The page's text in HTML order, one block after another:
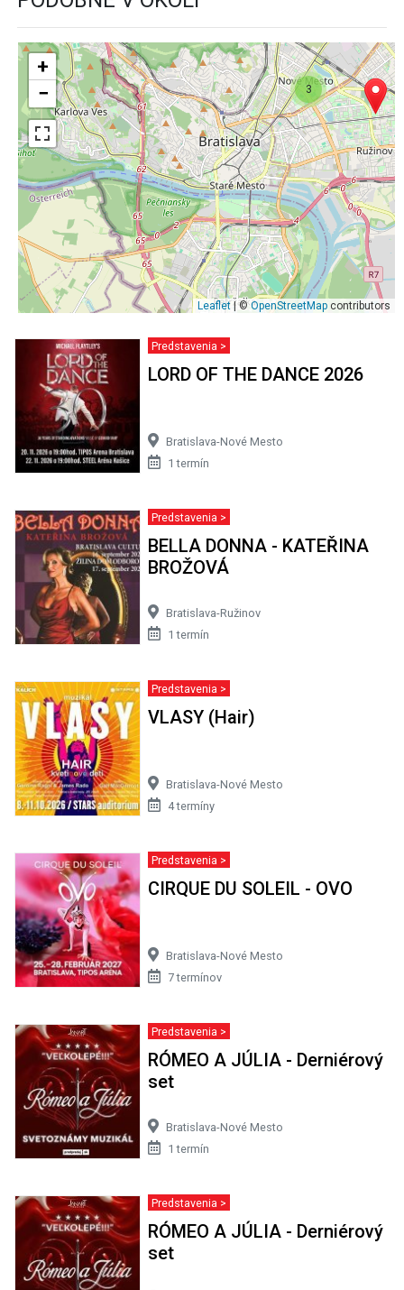
3
+
−
Leaflet| ©OpenStreetMap contributors
Predstavenia >
LORD OF THE DANCE 2026
Bratislava-Nové Mesto
1 termín
Predstavenia >
BELLA DONNA - KATEŘINA
BROŽOVÁ
Bratislava-Ružinov
1 termín
Predstavenia >
VLASY (Hair)
Bratislava-Nové Mesto
4 termíny
Predstavenia >
CIRQUE DU SOLEIL - OVO
Bratislava-Nové Mesto
7 termínov
Predstavenia >
RÓMEO A JÚLIA - Derniérový
set
Bratislava-Nové Mesto
1 termín
Predstavenia >
RÓMEO A JÚLIA - Derniérový
set